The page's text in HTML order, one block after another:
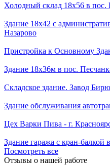
Холодный склад 18х56 в пос.
Здание 18х42 с
Назарово
Пристройка к Основному
Здание 18х36м в пос.
Складское здание. Завод
Здание обслуживания
Цех Варки Пива - г.
Здание гаража с кран-
Посмотреть все
Отзывы о нашей работе